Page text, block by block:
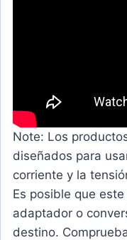
Note: Los
diseñados para
corriente y la
Es posible que
adaptador o
destino.